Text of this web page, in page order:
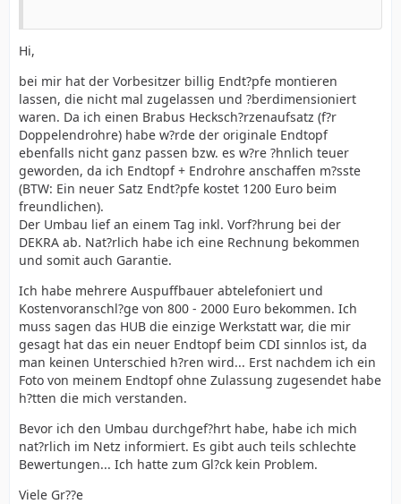
Hi,
bei mir hat der Vorbesitzer billig Endt?pfe montieren
lassen, die nicht mal zugelassen und ?berdimensioniert
waren. Da ich einen Brabus Hecksch?rzenaufsatz (f?r
Doppelendrohre) habe w?rde der originale Endtopf
ebenfalls nicht ganz passen bzw. es w?re ?hnlich teuer
geworden, da ich Endtopf + Endrohre anschaffen m?sste
(BTW: Ein neuer Satz Endt?pfe kostet 1200 Euro beim
freundlichen).
Der Umbau lief an einem Tag inkl. Vorf?hrung bei der
DEKRA ab. Nat?rlich habe ich eine Rechnung bekommen
und somit auch Garantie.
Ich habe mehrere Auspuffbauer abtelefoniert und
Kostenvoranschl?ge von 800 - 2000 Euro bekommen. Ich
muss sagen das HUB die einzige Werkstatt war, die mir
gesagt hat das ein neuer Endtopf beim CDI sinnlos ist, da
man keinen Unterschied h?ren wird... Erst nachdem ich ein
Foto von meinem Endtopf ohne Zulassung zugesendet habe
h?tten die mich verstanden.
Bevor ich den Umbau durchgef?hrt habe, habe ich mich
nat?rlich im Netz informiert. Es gibt auch teils schlechte
Bewertungen... Ich hatte zum Gl?ck kein Problem.
Viele Gr??e